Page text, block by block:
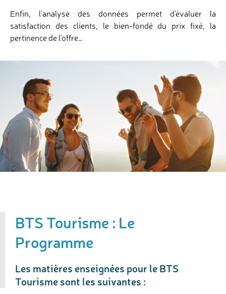
Enfin, l’analyse des données permet d’évaluer la
satisfaction des clients, le bien-fondé du prix fixé, la
pertinence de l’offre…
BTS Tourisme : Le
Programme
Les matières enseignées pour le BTS
Tourisme sont les suivantes :